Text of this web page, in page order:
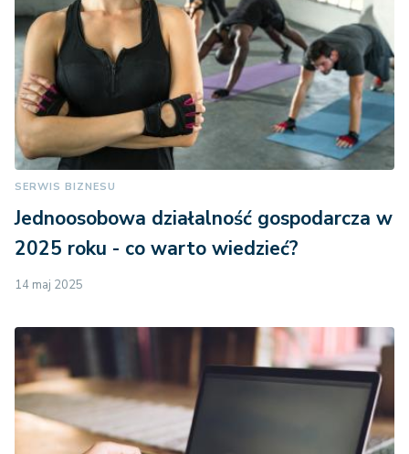
SERWIS BIZNESU
Jednoosobowa działalność gospodarcza w
2025 roku - co warto wiedzieć?
14 maj 2025